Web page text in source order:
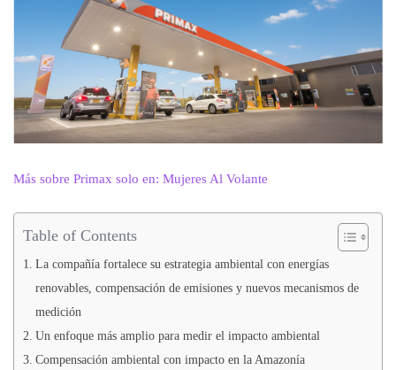
Más sobre Primax solo en: Mujeres Al Volante
Table of Contents
La compañía fortalece su estrategia ambiental con energías
renovables, compensación de emisiones y nuevos mecanismos de
medición
Un enfoque más amplio para medir el impacto ambiental
Compensación ambiental con impacto en la Amazonía